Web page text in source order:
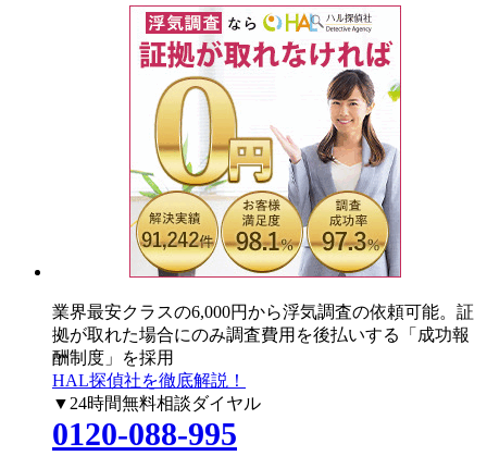
業界最安クラスの6,000円から浮気調査の依頼可能。証
拠が取れた場合にのみ調査費用を後払いする「成功報
酬制度」を採用
HAL探偵社を徹底解説！
▼24時間無料相談ダイヤル
0120-088-995